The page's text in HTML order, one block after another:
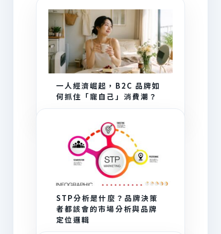
一人經濟崛起，B2C 品牌如
何抓住「寵自己」消費潮？
STP分析是什麼？品牌決策
者都該會的市場分析與品牌
定位邏輯